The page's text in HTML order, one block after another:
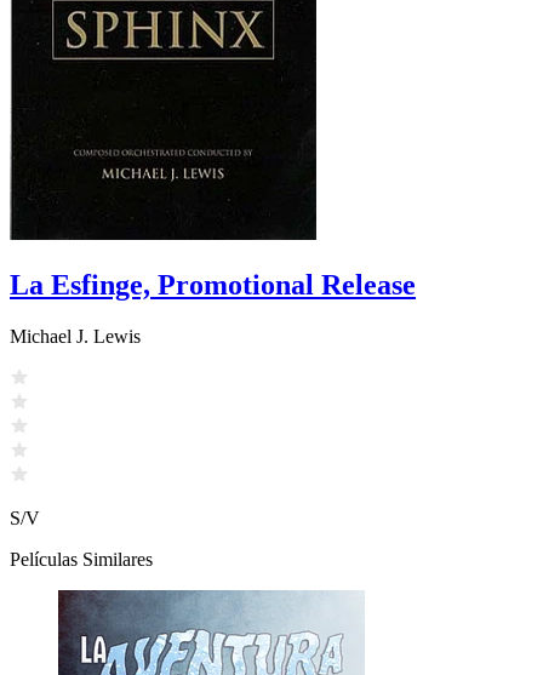
La Esfinge, Promotional Release
Michael J. Lewis
S/V
Películas Similares